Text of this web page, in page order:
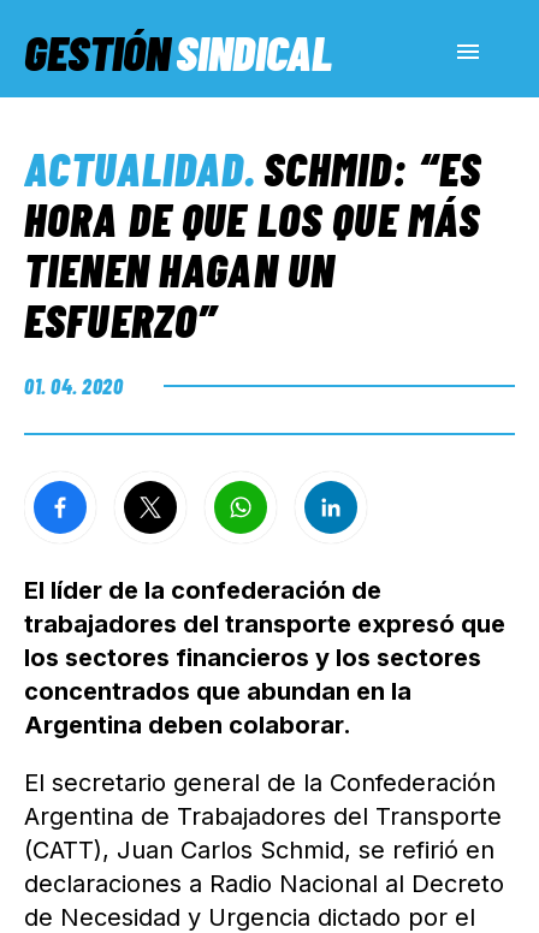
GESTIÓNSINDICAL
SERVICIOS SOCIALES
INFORMES ESPECIALES
FUERA DE MEGÁFONO
ACTUALIDAD.SCHMID: “ES
HORA DE QUE LOS QUE MÁS
TIENEN HAGAN UN
ESFUERZO”
01. 04. 2020
El líder de la confederación de
trabajadores del transporte expresó que
los sectores financieros y los sectores
concentrados que abundan en la
Argentina deben colaborar.
El secretario general de la Confederación
Argentina de Trabajadores del Transporte
(CATT), Juan Carlos Schmid, se refirió en
declaraciones a Radio Nacional al Decreto
de Necesidad y Urgencia dictado por el